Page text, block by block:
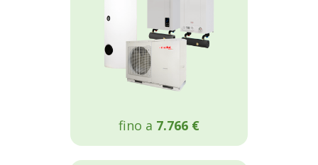
fino a 7.766 €